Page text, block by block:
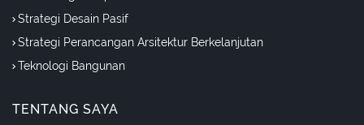
Strategi Desain Pasif
Strategi Perancangan Arsitektur Berkelanjutan
Teknologi Bangunan
TENTANG SAYA